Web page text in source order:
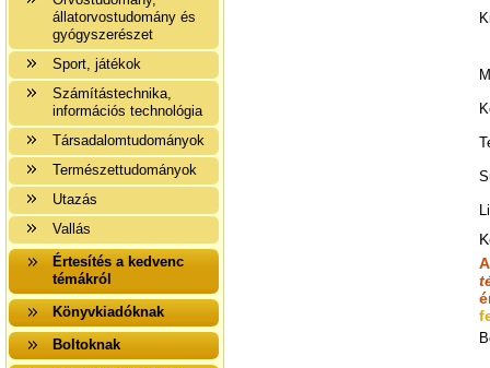
állatorvostudomány és
gyógyszerészet
Sport, játékok
Számítástechnika,
információs technológia
Társadalomtudományok
Természettudományok
Utazás
Vallás
Értesítés a kedvenc
témákról
Könyvkiadóknak
Boltoknak